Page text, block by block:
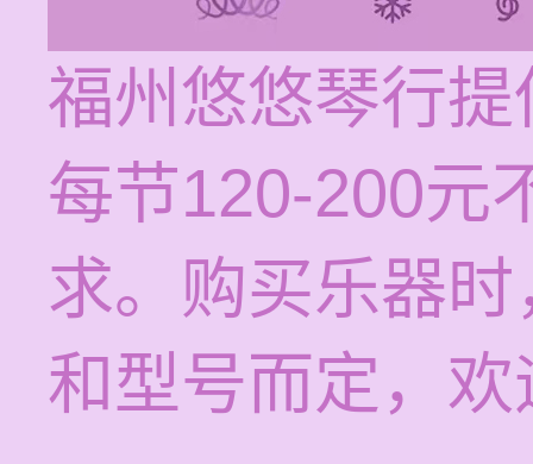
福州悠悠琴行
每节120-200元
求。购买乐器
和型号而定，